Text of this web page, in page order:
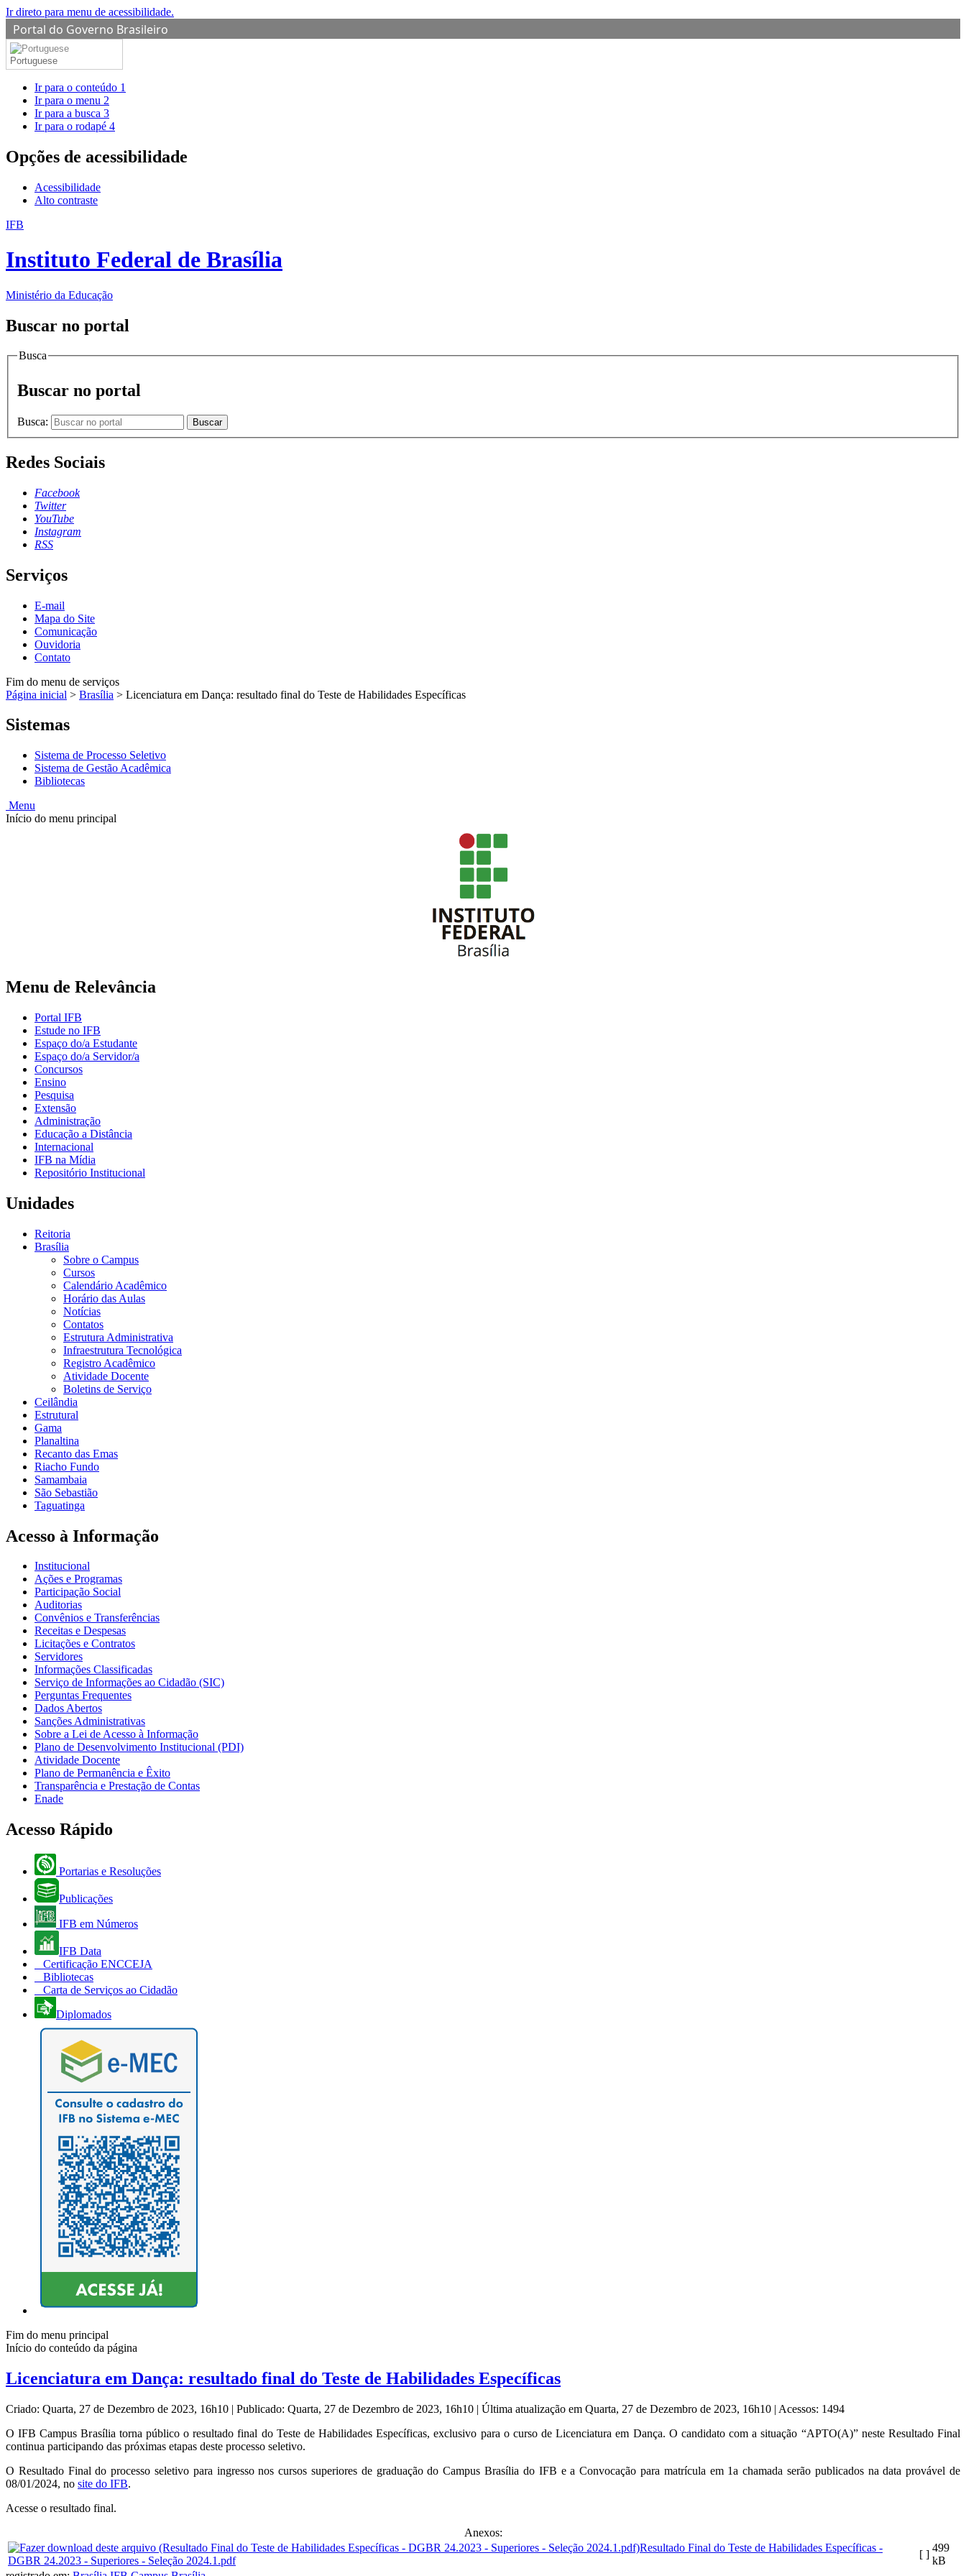
Ir direto para menu de acessibilidade.
Portal do Governo Brasileiro
Portuguese
Ir para o conteúdo 1
Ir para o menu 2
Ir para a busca 3
Ir para o rodapé 4
Opções de acessibilidade
Acessibilidade
Alto contraste
IFB
Instituto Federal de Brasília
Ministério da Educação
Buscar no portal
Busca
Buscar no portal
Busca: Buscar
Redes Sociais
Facebook
Twitter
YouTube
Instagram
RSS
Serviços
E-mail
Mapa do Site
Comunicação
Ouvidoria
Contato
Fim do menu de serviços
Página inicial > Brasília > Licenciatura em Dança: resultado final do Teste de Habilidades Específicas
Sistemas
Sistema de Processo Seletivo
Sistema de Gestão Acadêmica
Bibliotecas
Menu
Início do menu principal
Menu de Relevância
Portal IFB
Estude no IFB
Espaço do/a Estudante
Espaço do/a Servidor/a
Concursos
Ensino
Pesquisa
Extensão
Administração
Educação a Distância
Internacional
IFB na Mídia
Repositório Institucional
Unidades
Reitoria
Brasília
Sobre o Campus
Cursos
Calendário Acadêmico
Horário das Aulas
Notícias
Contatos
Estrutura Administrativa
Infraestrutura Tecnológica
Registro Acadêmico
Atividade Docente
Boletins de Serviço
Ceilândia
Estrutural
Gama
Planaltina
Recanto das Emas
Riacho Fundo
Samambaia
São Sebastião
Taguatinga
Acesso à Informação
Institucional
Ações e Programas
Participação Social
Auditorias
Convênios e Transferências
Receitas e Despesas
Licitações e Contratos
Servidores
Informações Classificadas
Serviço de Informações ao Cidadão (SIC)
Perguntas Frequentes
Dados Abertos
Sanções Administrativas
Sobre a Lei de Acesso à Informação
Plano de Desenvolvimento Institucional (PDI)
Atividade Docente
Plano de Permanência e Êxito
Transparência e Prestação de Contas
Enade
Acesso Rápido
Portarias e Resoluções
Publicações
IFB em Números
IFB Data
Certificação ENCCEJA
Bibliotecas
Carta de Serviços ao Cidadão
Diplomados
Fim do menu principal
Início do conteúdo da página
Licenciatura em Dança: resultado final do Teste de Habilidades Específicas
Criado: Quarta, 27 de Dezembro de 2023, 16h10 | Publicado: Quarta, 27 de Dezembro de 2023, 16h10 | Última atualização em Quarta, 27 de Dezembro de 2023, 16h10 | Acessos: 1494
O IFB Campus Brasília torna público o resultado final do Teste de Habilidades Específicas, exclusivo para o curso de Licenciatura em Dança. O candidato com a situação “APTO(A)” neste Resultado Final
continua participando das próximas etapas deste processo seletivo.
O Resultado Final do processo seletivo para ingresso nos cursos superiores de graduação do Campus Brasília do IFB e a Convocação para matrícula em 1a chamada serão publicados na data provável de
08/01/2024, no site do IFB.
Acesse o resultado final.
Anexos:
Resultado Final do Teste de Habilidades Específicas -
DGBR 24.2023 - Superiores - Seleção 2024.1.pdf
[ ]
499
kB